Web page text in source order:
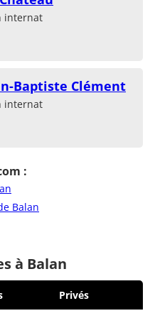
internat
Baptiste Clément
internat
:
Balan
à Balan
Privés